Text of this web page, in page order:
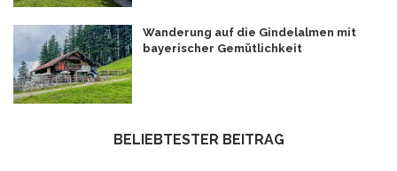
Wanderung auf die Gindelalmen mit
bayerischer Gemütlichkeit
BELIEBTESTER BEITRAG